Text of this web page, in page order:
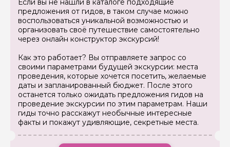
Если вы не нашли в каталоге подходящие
предложения от гидов, в таком случае можно
воспользоваться уникальной возможностью и
организовать своё путешествие самостоятельно
через онлайн конструктор экскурсий!
Как это работает? Вы отправляете запрос со
своими параметрами будущей экскурсии: места
проведения, которые хочется посетить, желаемые
даты и запланированный бюджет. После этого
останется только ожидать предложения гидов на
проведение экскурсии по этим параметрам. Наши
гиды точно расскажут необычные интересные
факты и покажут удивляющие, секретные места.